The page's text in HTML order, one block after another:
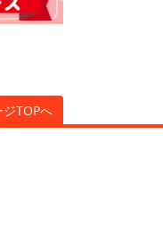
TOPへ